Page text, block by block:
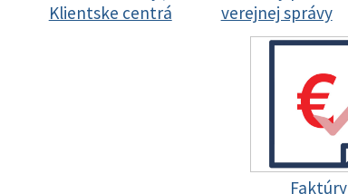
Klientske centrá
verejnej správy
Faktúry